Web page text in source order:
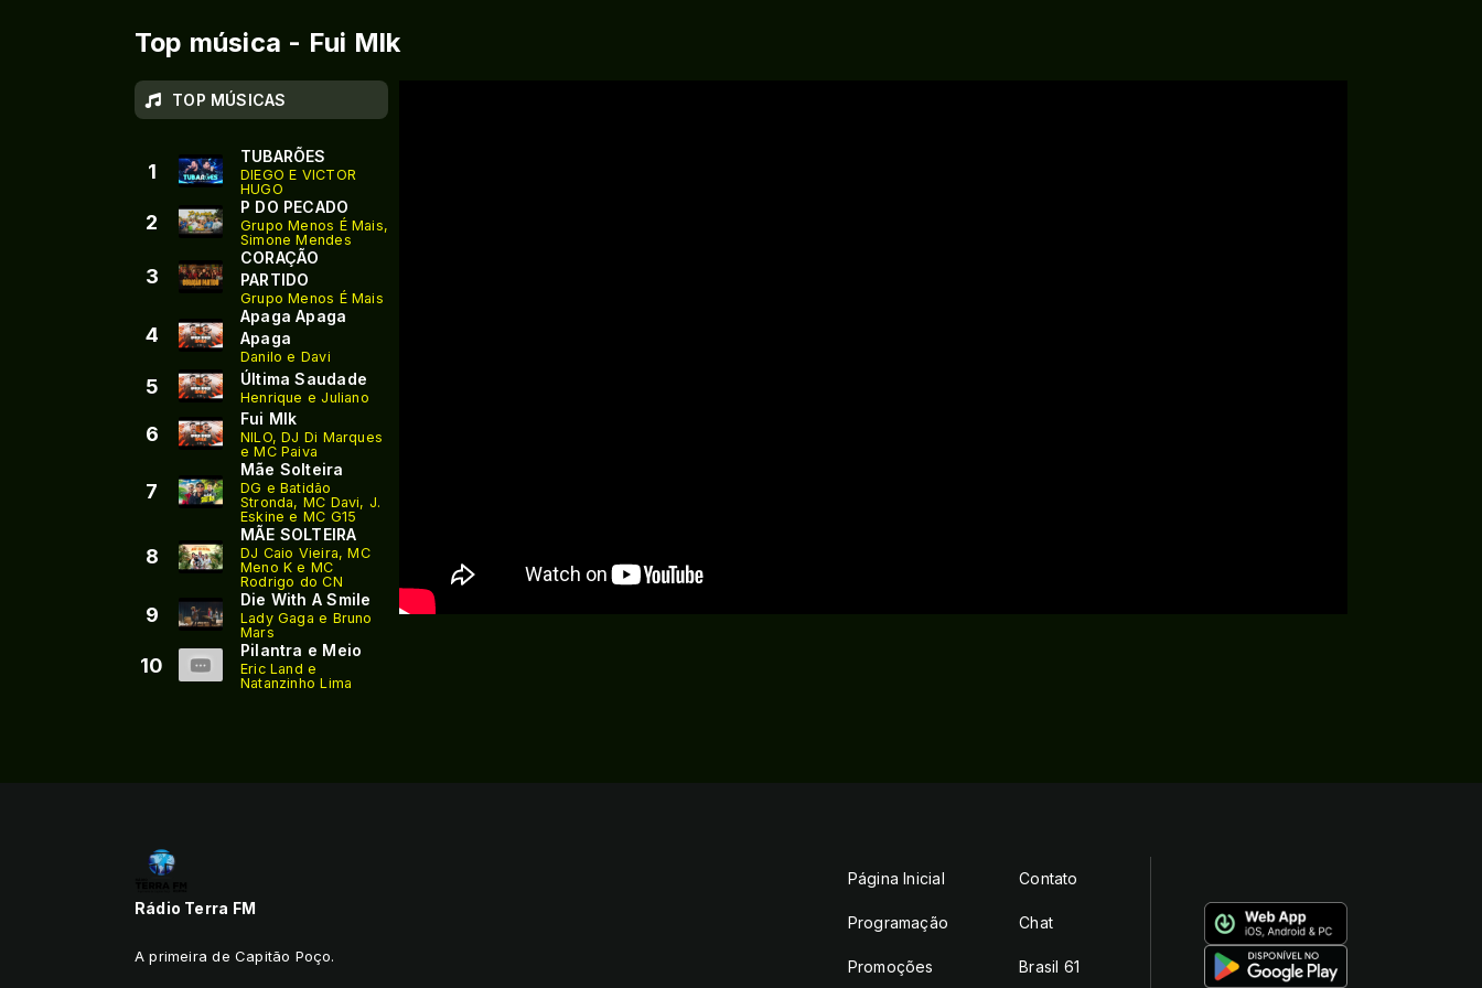
Top música - Fui Mlk
TOP MÚSICAS
1
TUBARÕES
DIEGO E VICTOR
HUGO
2
P DO PECADO
Grupo Menos É Mais,
Simone Mendes
3
CORAÇÃO
PARTIDO
Grupo Menos É Mais
4
Apaga Apaga
Apaga
Danilo e Davi
5 Última Saudade
Henrique e Juliano
6
Fui Mlk
NILO, DJ Di Marques
e MC Paiva
7
Mãe Solteira
DG e Batidão
Stronda, MC Davi, J.
Eskine e MC G15
8
MÃE SOLTEIRA
DJ Caio Vieira, MC
Meno K e MC
Rodrigo do CN
9
Die With A Smile
Lady Gaga e Bruno
Mars
10
Pilantra e Meio
Eric Land e
Natanzinho Lima
Rádio Terra FM
A primeira de Capitão Poço.
Página Inicial
Programação
Promoções
Contato
Chat
Brasil 61